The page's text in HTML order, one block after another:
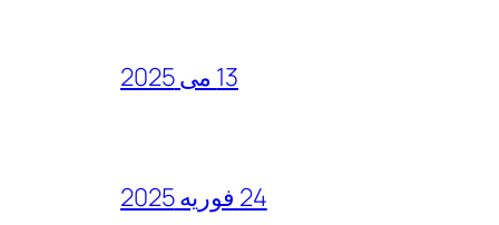
13 می 2025
24 فوریه 2025